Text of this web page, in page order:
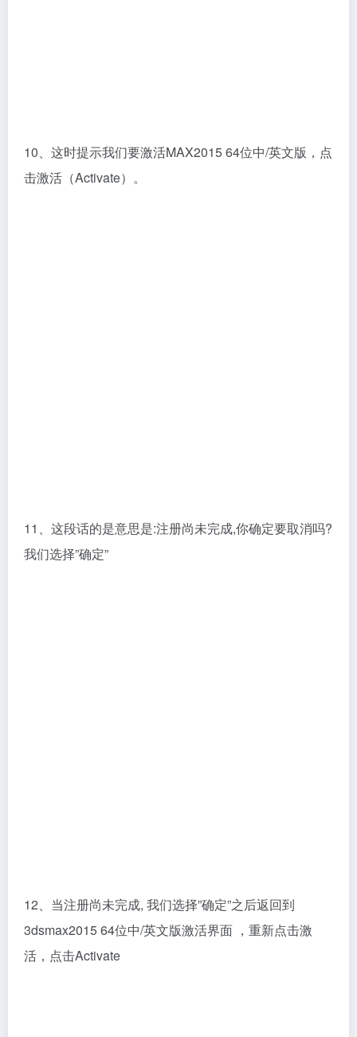
10、这时提示我们要激活MAX2015 64位中/英文版，点
击激活（Activate）。
11、这段话的是意思是:注册尚未完成,你确定要取消吗?
我们选择”确定”
12、当注册尚未完成, 我们选择”确定”之后返回到
3dsmax2015 64位中/英文版激活界面 ，重新点击激
活，点击Activate